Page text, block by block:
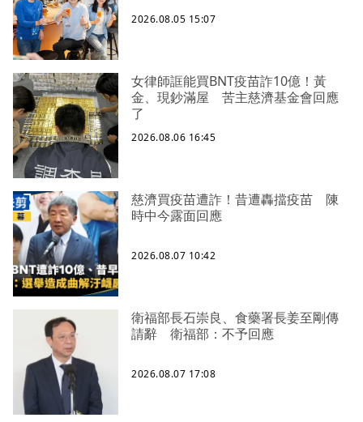
2026.08.05 15:07
女律師誆能買BNT疫苗詐10億！黃
金、現鈔滿屋 苦主慈濟基金會回應
了
2026.08.06 16:45
慈濟買疫苗遭詐！昔遭轟擋疫苗 陳
時中今露面回應
2026.08.07 10:42
衛福部長石崇良、食藥署長姜至剛傳
請辭 衛福部：不予回應
2026.08.07 17:08